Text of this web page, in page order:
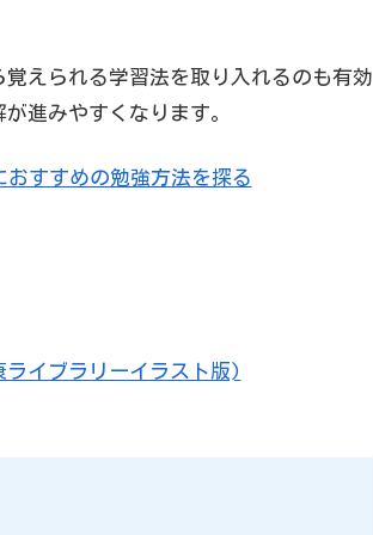
えられる学習法を取り入れるのも有効
進みやすくなります。
すすめの勉強方法を探る
イブラリーイラスト版)